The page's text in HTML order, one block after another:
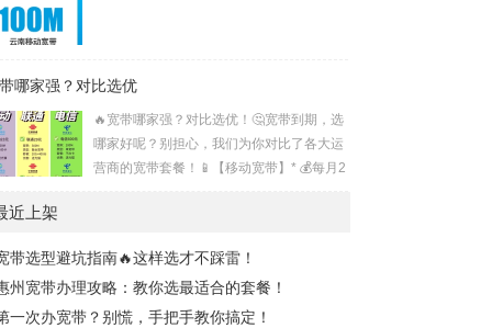
哪家强？对比选优
🔥宽带哪家强？对比选优！🤔宽带到期，选
哪家好呢？别担心，我们为你对比了各大运
营商的宽带套餐！📱【移动宽带】* 💰每月2
💰每月59元起，性价比之选！📞【联通宽
带】* 💰29元享300兆+20G流量+400分钟，
学生党首选！* 💰39元升级1000兆，网速飞
近上架
带选型避坑指南🔥这样选才不踩雷！
州宽带办理攻略：教你选最适合的套餐！
一次办宽带？别慌，手把手教你搞定！